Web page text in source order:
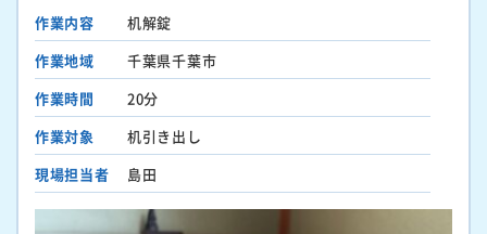
作業内容
机解錠
作業地域
千葉県千葉市
作業時間
20分
作業対象
机引き出し
現場担当者
島田